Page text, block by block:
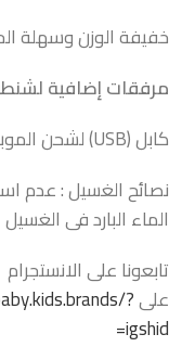
خفيفة الوزن وسهلة
مرفقات إضافية
كابل (USB) لشحن الموبايل يمكن توصيله بالشاحن أو باور بانك.
نصائح الغسيل : عدم
الماء البارد فى الغسيل
تابعونا على الانستجرام
على?
igshid=